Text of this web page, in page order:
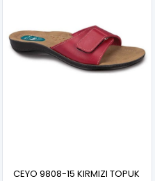
CEYO 9808-15 KIRMIZI TOPUK